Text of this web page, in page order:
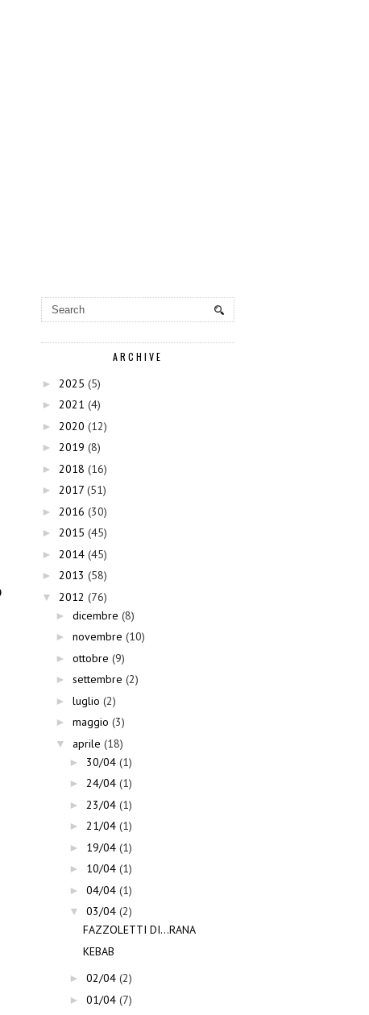
ARCHIVE
► 2025 (5)
► 2021 (4)
► 2020 (12)
► 2019 (8)
► 2018 (16)
► 2017 (51)
► 2016 (30)
► 2015 (45)
► 2014 (45)
► 2013 (58)
▼ 2012 (76)
► dicembre (8)
► novembre (10)
► ottobre (9)
► settembre (2)
► luglio (2)
► maggio (3)
▼ aprile (18)
► 30/04 (1)
► 24/04 (1)
► 23/04 (1)
► 21/04 (1)
► 19/04 (1)
► 10/04 (1)
► 04/04 (1)
▼ 03/04 (2)
FAZZOLETTI DI...RANA
KEBAB
► 02/04 (2)
► 01/04 (7)